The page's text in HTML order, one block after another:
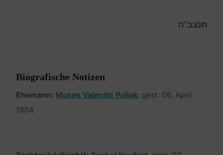
תנצב”ה
Biografische Notizen
Ehemann: Moses Valentin Pollak, gest. 06. April
1804